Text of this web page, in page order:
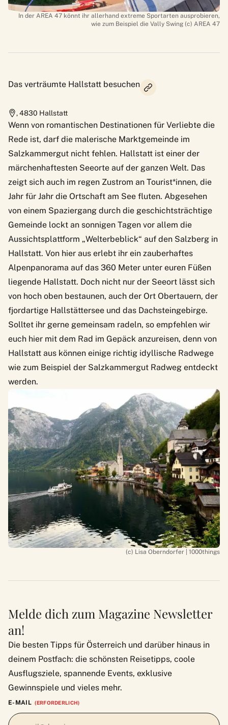
In der AREA 47 könnt ihr allerhand extreme Sportarten ausprobieren,
wie zum Beispiel die Vally Swing (c) AREA 47
Das verträumte Hallstatt besuchen
,4830 Hallstatt
Wenn von romantischen Destinationen für Verliebte die
Rede ist, darf die malerische Marktgemeinde im
Salzkammergut nicht fehlen. Hallstatt ist einer der
märchenhaftesten Seeorte auf der ganzen Welt. Das
zeigt sich auch im regen Zustrom an Tourist*innen, die
Jahr für Jahr die Ortschaft am See fluten. Abgesehen
von einem Spaziergang durch die geschichtsträchtige
Gemeinde lockt an sonnigen Tagen vor allem die
Aussichtsplattform „Welterbeblick“ auf den Salzberg in
Hallstatt. Von hier aus erlebt ihr ein zauberhaftes
Alpenpanorama auf das 360 Meter unter euren Füßen
liegende Hallstatt. Doch nicht nur der Seeort lässt sich
von hoch oben bestaunen, auch der Ort Obertauern, der
fjordartige Hallstättersee und das Dachsteingebirge.
Solltet ihr gerne gemeinsam radeln, so empfehlen wir
euch hier mit dem Rad im Gepäck anzureisen, denn von
Hallstatt aus können einige richtig idyllische Radwege
wie zum Beispiel der Salzkammergut Radweg entdeckt
werden.
(c) Lisa Oberndorfer | 1000things
Melde dich zum Magazine Newsletter
an!
Die besten Tipps für Österreich und darüber hinaus in
deinem Postfach: die schönsten Reisetipps, coole
Ausflugsziele, spannende Events, exklusive
Gewinnspiele und vieles mehr.
E-MAIL (ERFORDERLICH)